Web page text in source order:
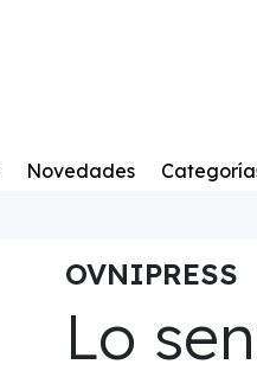
Novedades
OVNIPRESS
Lo